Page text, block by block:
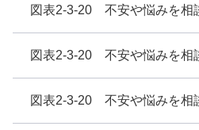
図表2-3-20 不安や悩みを相
図表2-3-20 不安や悩みを相
図表2-3-20 不安や悩みを相